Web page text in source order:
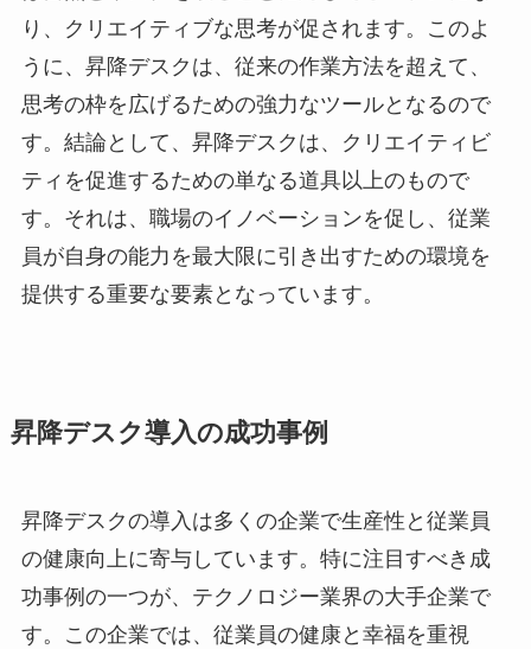
り、クリエイティブな思考が促されます。このよ
うに、昇降デスクは、従来の作業方法を超えて、
思考の枠を広げるための強力なツールとなるので
す。結論として、昇降デスクは、クリエイティビ
ティを促進するための単なる道具以上のもので
す。それは、職場のイノベーションを促し、従業
員が自身の能力を最大限に引き出すための環境を
提供する重要な要素となっています。
昇降デスク導入の成功事例
昇降デスクの導入は多くの企業で生産性と従業員
の健康向上に寄与しています。特に注目すべき成
功事例の一つが、テクノロジー業界の大手企業で
す。この企業では、従業員の健康と幸福を重視